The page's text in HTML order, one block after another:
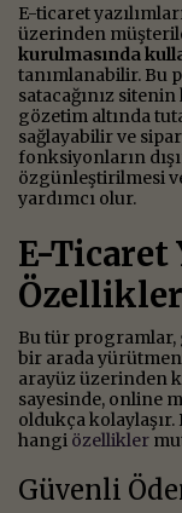
E-ticaret
üzerinden
kurulmasında
tanımlanabilir. Bu
satacağınız
gözetim altında
sağlayabilir ve
fonksiyonların
özgünleştirilmesi
yardımcı olur.
E-Ticaret
Bu tür programlar,
bir arada
arayüz üzerinden
sayesinde, online
oldukça
hangi özellikler
Güvenli